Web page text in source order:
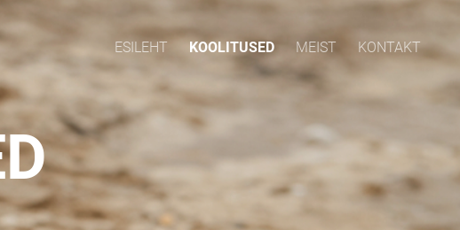
ESILEHT KOOLITUSED MEIST KONTAKT